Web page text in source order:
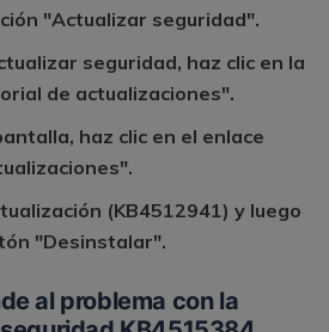
"Actualizar seguridad".
seguridad, haz clic en la
de actualizaciones".
haz clic en el enlace
(KB4512941) y luego
"Desinstalar".
al problema con la